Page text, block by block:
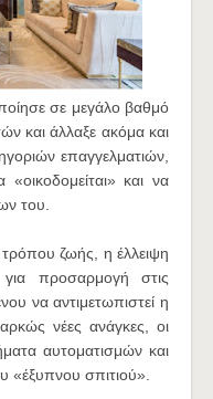
σε μεγάλο βαθμό
και άλλαξε ακόμα και
επαγγελματιών,
«οικοδομείται» και να
του.
ζωής, η έλλειψη
προσαρμογή στις
να αντιμετωπιστεί η
νέες ανάγκες, οι
αυτοματισμών και
«έξυπνου σπιτιού».